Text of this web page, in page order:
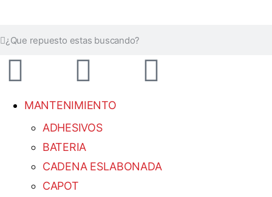
MANTENIMIENTO
ADHESIVOS
BATERIA
CADENA ESLABONADA
CAPOT